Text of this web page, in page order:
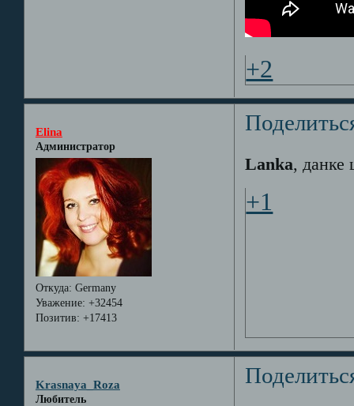
+2
Elina
Администратор
Откуда: Germany
Уважение: +32454
Позитив: +17413
Lanka, данке
+1
Krasnaya_Roza
Любитель